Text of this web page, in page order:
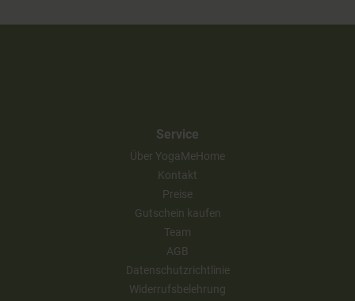
Service
Über YogaMeHome
Kontakt
Preise
Gutschein kaufen
Team
AGB
Datenschutzrichtlinie
Widerrufsbelehrung